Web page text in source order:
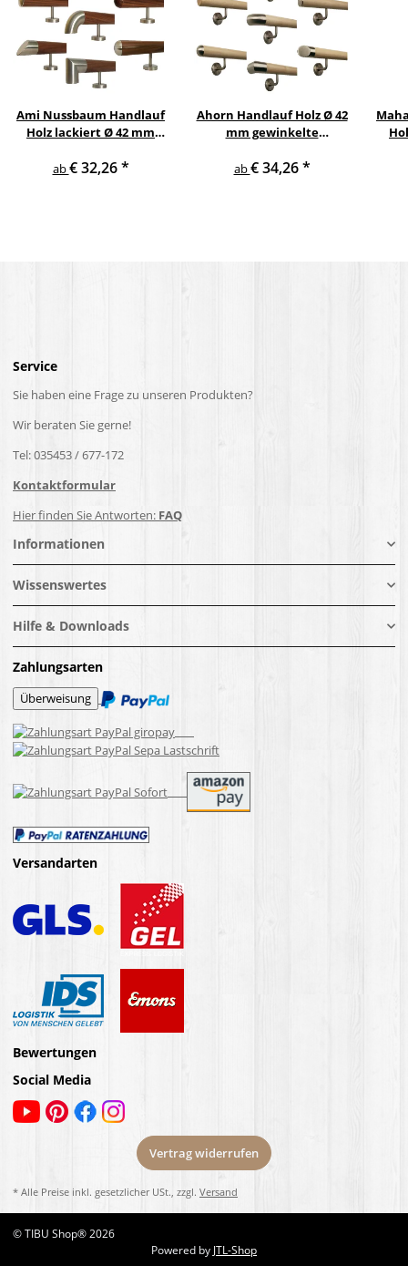
Ami Nussbaum Handlauf
Holz lackiert Ø 42 mm
und Enden
ab€ 32,26*
Ahorn Handlauf Holz Ø 42
mm gewinkelte
Enden
ab€ 34,26*
Service
Sie haben eine Frage zu unseren Produkten?
Wir beraten Sie gerne!
Tel: 035453 / 677-172
Kontaktformular
Hier finden Sie Antworten: FAQ
Informationen
Wissenswertes
Hilfe & Downloads
Zahlungsarten
Versandarten
Bewertungen
Social Media
Vertrag widerrufen
* Alle Preise inkl. gesetzlicher USt., zzgl. Versand
© TIBU Shop® 2026
Powered byJTL-Shop